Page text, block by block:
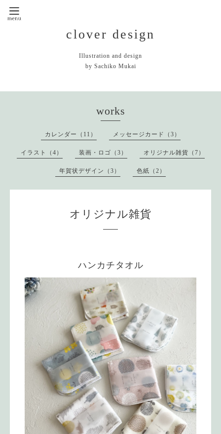
clover design
Illustration and design
by Sachiko Mukai
works
カレンダー（11） メッセージカード（3）
イラスト（4） 装画・ロゴ（3） オリジナル雑貨（7）
年賀状デザイン（3） 色紙（2）
オリジナル雑貨
ハンカチタオル